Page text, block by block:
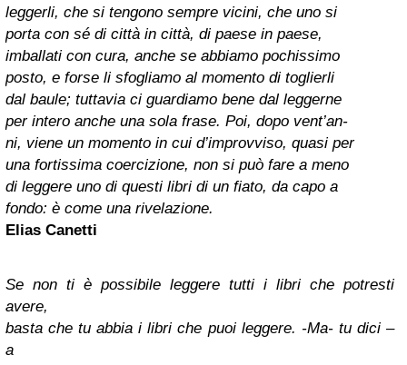
leggerli, che si tengono sempre vicini, che uno si
porta con sé di città in città, di paese in paese,
imballati con cura, anche se abbiamo pochissimo
posto, e forse li sfogliamo al momento di toglierli
dal baule; tuttavia ci guardiamo bene dal leggerne
per intero anche una sola frase. Poi, dopo vent’an-
ni, viene un momento in cui d’improvviso, quasi per
una fortissima coercizione, non si può fare a meno
di leggere uno di questi libri di un fiato, da capo a
fondo: è come una rivelazione.
Elias Canetti
Se non ti è possibile leggere tutti i libri che potresti
avere,
basta che tu abbia i libri che puoi leggere. -Ma- tu dici –
a